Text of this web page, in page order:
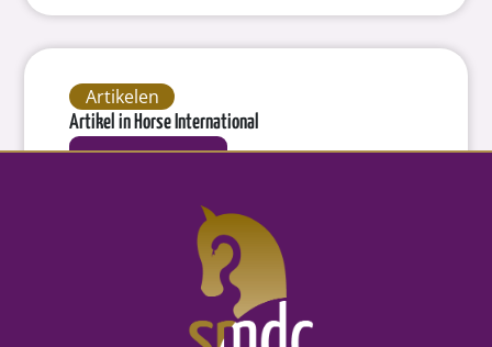
Artikelen
Artikel in Horse International
1 3